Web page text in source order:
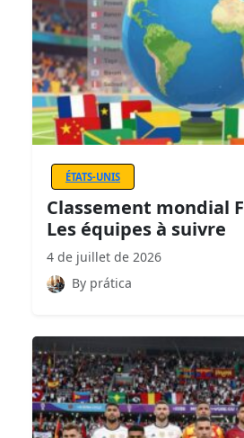
ÉTATS-UNIS
Classement mondial
Les équipes à suivre
4 de juillet de 2026
By prática